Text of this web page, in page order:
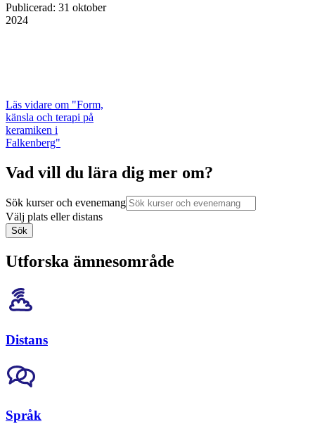
Publicerad: 31 oktober
2024
Läs vidare om "Form,
känsla och terapi på
keramiken i
Falkenberg"
Vad vill du lära dig mer om?
Sök kurser och evenemang
Välj plats eller distans
Sök
Utforska ämnesområde
Distans
Språk